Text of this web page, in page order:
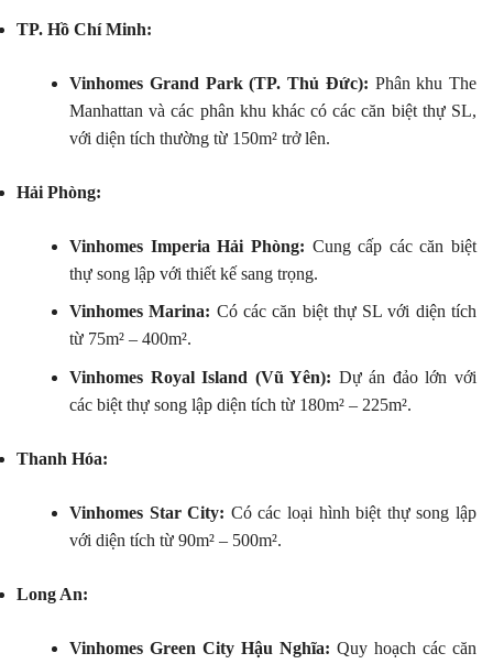
TP. Hồ Chí Minh:
Vinhomes Grand Park (TP. Thủ Đức): Phân khu The
Manhattan và các phân khu khác có các căn biệt thự SL,
với diện tích thường từ 150m² trở lên.
Hải Phòng:
Vinhomes Imperia Hải Phòng: Cung cấp các căn biệt
thự song lập với thiết kế sang trọng.
Vinhomes Marina: Có các căn biệt thự SL với diện tích
từ 75m² – 400m².
Vinhomes Royal Island (Vũ Yên): Dự án đảo lớn với
các biệt thự song lập diện tích từ 180m² – 225m².
Thanh Hóa:
Vinhomes Star City: Có các loại hình biệt thự song lập
với diện tích từ 90m² – 500m².
Long An:
Vinhomes Green City Hậu Nghĩa: Quy hoạch các căn